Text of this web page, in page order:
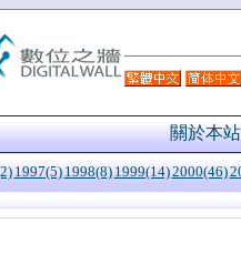
關於本站
1997(5) 1998(8) 1999(14)2000(46)